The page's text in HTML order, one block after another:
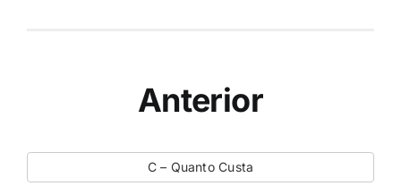
Anterior
C – Quanto Custa